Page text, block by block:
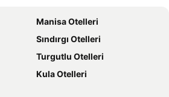
Manisa Otelleri
Sındırgı Otelleri
Turgutlu Otelleri
Kula Otelleri